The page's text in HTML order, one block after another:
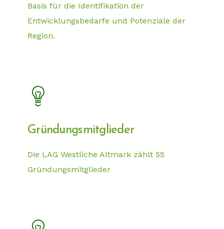
Basis für die Identifikation der
Entwicklungsbedarfe und Potenziale der
Region.
Gründungsmitglieder
Die LAG Westliche Altmark zählt 55
Gründungsmitglieder